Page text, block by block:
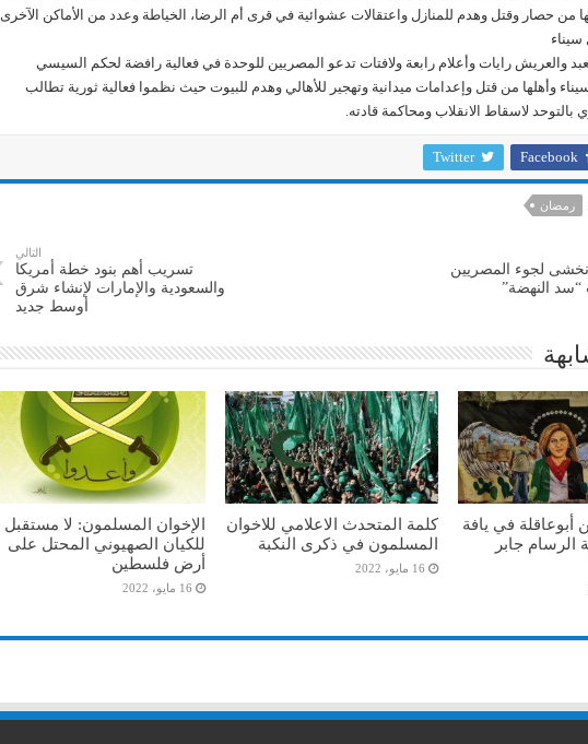
من حصار وقتل وهدم للمنازل واعتقالات عشوائية في قرى أم الرضا، الخياطة وعدد من الأماكن الآخرى
والعريش رايات وأعلام رابعة ولافتات تدعو المصريين للوحدة في فعالية رافضة لحكم السيسي
وأهلها من قتل وإعدامات ميدانية وتهجير للأهالي وهدم للبيوت حيث نظموا فعالية ثورية تطالب
لاسقاط الانقلاب ومحاكمة قادته.
Facebook
Twitter
رمضان
لجوء المصريين
“سد النهضة”
التالي
تسريب أهم بنود خطة أمريكا
والسعودية والإمارات لإنشاء شرق
أوسط جديد
أبوعاقلة في يافة
الرسام جابر
كلمة المتحدث الاعلامي للاخوان
المسلمون في ذكرى النكبة
16 مايو، 2022
الإخوان المسلمون: لا مستقبل
للكيان الصهيوني المحتل على
أرض فلسطين
16 مايو، 2022